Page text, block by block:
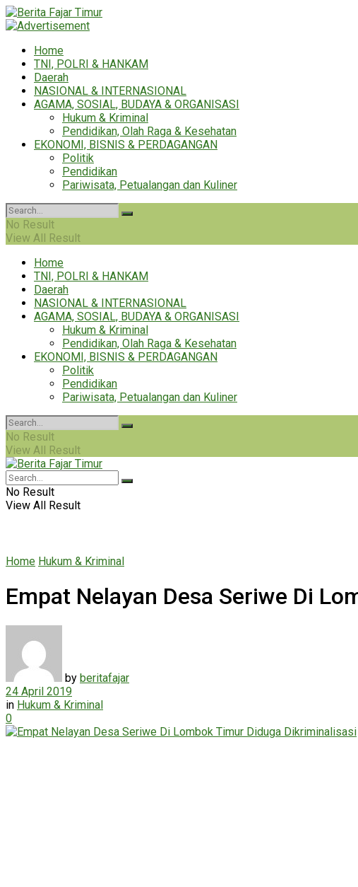
Home
TNI, POLRI & HANKAM
Daerah
NASIONAL & INTERNASIONAL
AGAMA, SOSIAL, BUDAYA & ORGANISASI
Hukum & Kriminal
Pendidikan, Olah Raga & Kesehatan
EKONOMI, BISNIS & PERDAGANGAN
Politik
Pendidikan
Pariwisata, Petualangan dan Kuliner
No Result
View All Result
Home
TNI, POLRI & HANKAM
Daerah
NASIONAL & INTERNASIONAL
AGAMA, SOSIAL, BUDAYA & ORGANISASI
Hukum & Kriminal
Pendidikan, Olah Raga & Kesehatan
EKONOMI, BISNIS & PERDAGANGAN
Politik
Pendidikan
Pariwisata, Petualangan dan Kuliner
No Result
View All Result
No Result
View All Result
Home Hukum & Kriminal
Empat Nelayan Desa Seriwe Di
by beritafajar
24 April 2019
in Hukum & Kriminal
0